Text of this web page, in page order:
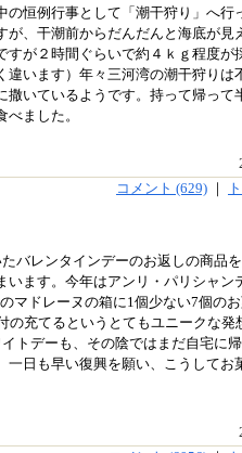
恒例行事として「潮干狩り」へ行
、干潮前からだんだんと海底が見
が２時間ぐらいで約４ｋｇ程度が
います）年々三河湾の潮干狩りは
いているようです。持って帰って
ました。
コメント (629)
バレンタインデーのお返しの商品
います。今年はアンリ・パリシャン
マドレーヌの箱に1個少ない7個の
の充てるというとてもユニークな発
トデーも、その陰ではまだ自宅に
日も早い復興を願い、こうしてお